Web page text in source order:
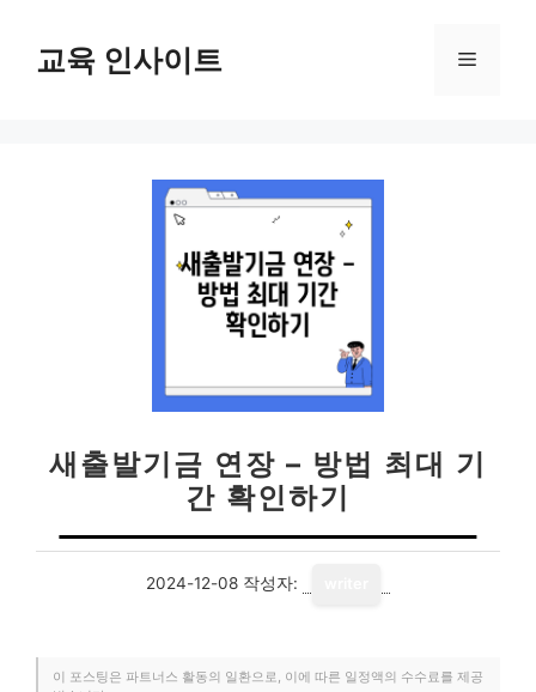
교육 인사이트 메
새출발기금 연장 – 방법 최대 기
간 확인하기
2024-12-08 작성자:
이 포스팅은 파트너스 활동의 일환으로, 이에 따른 일정액의 수수료를 제공